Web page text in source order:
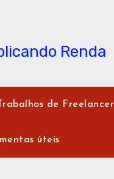
Trabalhos de Freelancer
úteis